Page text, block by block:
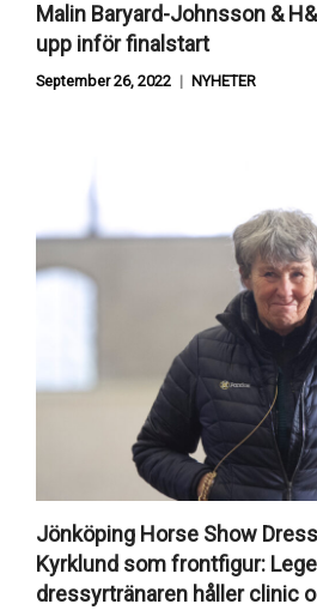
Malin Baryard-Johnsson &
upp inför finalstart
September 26, 2022 NYHETER
Jönköping Horse Show
Kyrklund som frontfigur:
dressyrtränaren håller clinic